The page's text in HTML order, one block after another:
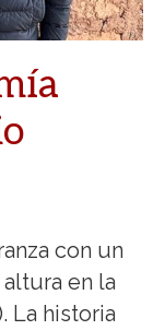
con un
en la
La historia